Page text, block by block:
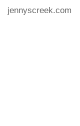
jennyscreek.com